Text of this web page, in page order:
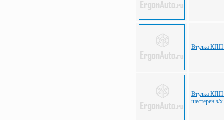
Втулка
Втулка КПП
шестерен